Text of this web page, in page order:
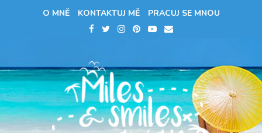
O MNĚ KONTAKTUJ MĚ PRACUJ SE MNOU